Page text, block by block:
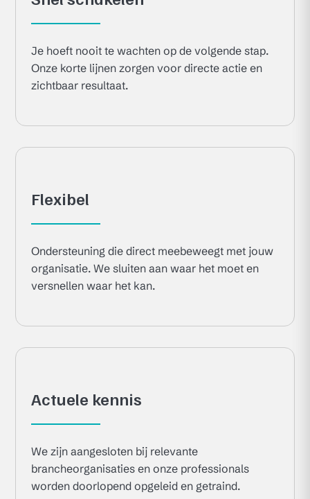
Je hoeft nooit te wachten op de volgende stap.
Onze korte lijnen zorgen voor directe actie en
zichtbaar resultaat.
Flexibel
Ondersteuning die direct meebeweegt met jouw
organisatie. We sluiten aan waar het moet en
versnellen waar het kan.
Actuele kennis
We zijn aangesloten bij relevante
brancheorganisaties en onze professionals
worden doorlopend opgeleid en getraind.